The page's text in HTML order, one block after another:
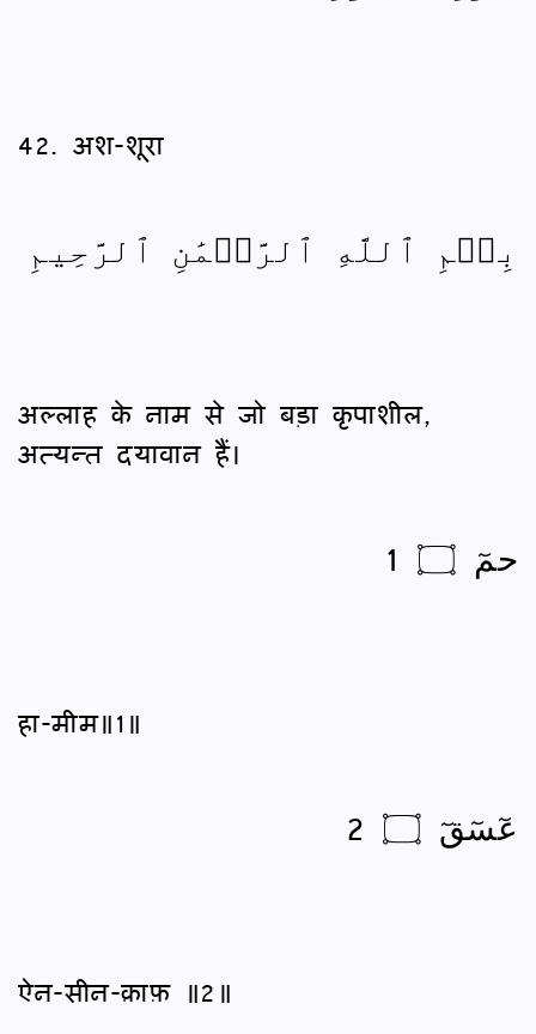
42. अश-शूरा
بِسۡمِ ٱللَّهِ ٱلرَّحۡمَٰنِ ٱلرَّحِيمِ
अल्लाह के नाम से जो बड़ा कृपाशील,
अत्यन्त दयावान हैं।
حمٓ ۝ 1
हा-मीम॥1॥
عٓسٓقٓ ۝ 2
ऐन-सीन-क़ाफ़ ॥2॥